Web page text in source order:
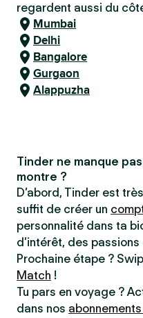
regardent aussi du
Mumbai
Delhi
Bangalore
Gurgaon
Alappuzha
Tinder ne manque
montre ?
D’abord, Tinder est
suffit de créer un
personnalité dans ta
d’intérêt, des
Prochaine étape ?
Match !
Tu pars en voyage ?
dans nos